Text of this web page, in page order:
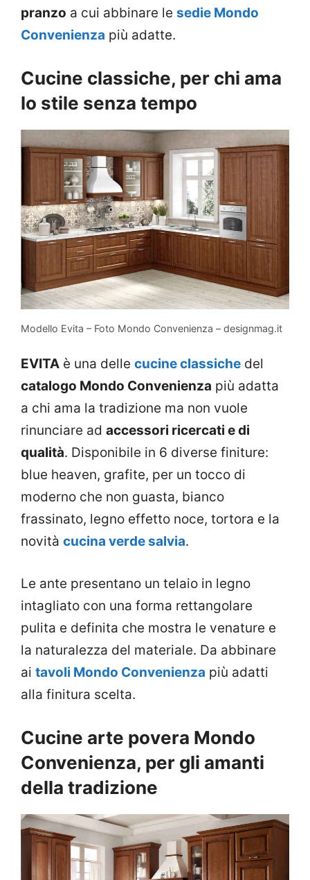
pranzo a cui abbinare le sedie Mondo
Convenienza più adatte.
Cucine classiche, per chi ama
lo stile senza tempo
Modello Evita – Foto Mondo Convenienza – designmag.it
EVITA è una delle cucine classiche del
catalogo Mondo Convenienza più adatta
a chi ama la tradizione ma non vuole
rinunciare ad accessori ricercati e di
qualità. Disponibile in 6 diverse finiture:
blue heaven, grafite, per un tocco di
moderno che non guasta, bianco
frassinato, legno effetto noce, tortora e la
novità cucina verde salvia.
Le ante presentano un telaio in legno
intagliato con una forma rettangolare
pulita e definita che mostra le venature e
la naturalezza del materiale. Da abbinare
ai tavoli Mondo Convenienza più adatti
alla finitura scelta.
Cucine arte povera Mondo
Convenienza, per gli amanti
della tradizione